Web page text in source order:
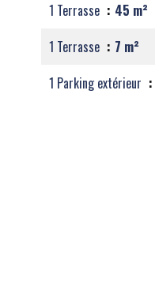
1 Terrasse
45 m²
1 Terrasse
7 m²
1 Parking extérieur